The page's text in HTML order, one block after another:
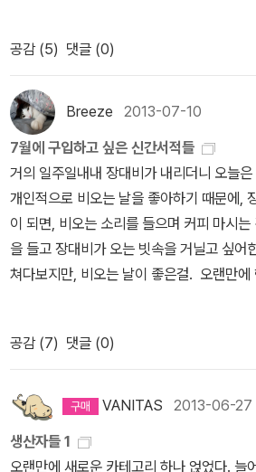
정은 잠시 접어두고, 애들이랑 재밌게 놀
서도 부모님과 잘 지내고 돌아와야지. 아버
말고, 어머니와 종교 문제로 다투지 말아야
오래 전. 애들 엄마가 부산에 따라가지 않으
을 데리고 부산을 다녀왔는데, 그러다 재작
과 집에 가고 싶다는 애들 엄마의 요청에 머
낌이 들었다. 당연히 그도 명절을 애들과
했다. 장모님은 가까이 사시니, 평소에도 자
모님은 명절 두 번과 여름 휴가 한 번, 일년
못 보니, 당연히 명절은 부산에서 보내야만
마의 요청은 당연한 것이어서 곧바로 수락
이다. 아이들이 없으니 기차표를 구하는 것
늦게 알아보아도 표가 있었다. 평소엔 애들
던 새마을과 무궁화를 중심으로 알아봤다.
시간 가량 늦게 도착하지만 비용은 훨씬 더
다. 좋은 작품을 만나게 되면, 그 저자의 작
니다. '하정우' 가 충무로의 흥행보증수표인
쁨입니다. 단 하나의 문제는 좋은 작가가 너
습니다. 제가 가장 좋아하는 작가는 무라카
그의 모든 작품을 읽지 못했습니다. 표도르
스키의 작품도 이제 하나씩 읽어나가고 있
기하급수적으로 늘어나는데, 그 작가의 전
다. 도저히 감당이 안됩니다. 그럼에도 어
냐는 중요하지 않습니다. 한 권, 한 권 읽어
다 읽었다고 해서 기쁨이 배가되진 않습니
금 막 다카노 가즈아키의 <13계단>을 읽
가의 <제노사이드>를 읽었습니다. <제노사
읽었습니다만, 전작을 읽고 싶다는 생각은
사이드>가 괜찮으니 다른 작품도 한 번 읽
3계단>을 선택했습니다. 선정기준은 <13
수상작' 이기 때문입니다. 저는 상받은 작품
다카노 아키아즈의<제노사이드>,<13계단
나서는 이렇게 재미있고 유익한 소설들이
다. 특히 다카노 아키아즈의 <제노사이드>
대로 한 지식오락물의 절정 그 자체였다. 사
하루키의 작품외에는 거의 아는 것도 없었
<모방범>을 읽다가 질려버린 경험을 한 이
장르소설에 흥미가 사라졌다. 미야베 미유
도 없이 이어지는 곁가지 이야기들에 정신
그 소설에 등장하는 수많은 인물들의 자질
읽고 있으니 시간낭비도 이런 낭비가 없구
파껍질처럼 끝없는 곁다리 이야기가 이어
럼 <모방범>에 등장하는 인물들의 이야기
관계를 맺지도 못하는 모래알 같았다. <모
가 아닌 사전찾기나 색인찾아보기 작업이
2권째 읽다가 포기해 버렸고 이 경험으로 한
미없고 지루해라는 선입견이 생기고 말았
공감 (5) 댓글 (0)
Breeze 2013-07-10
7월에 구입하고 싶은 신간서적들
거의 일주일내내 장대비가 내리더니 오늘
개인적으로 비오는 날을 좋아하기 때문에,
이 되면, 비오는 소리를 들으며 커피 마시
을 들고 장대비가 오는 빗속을 거닐고 싶어
쳐다보지만, 비오는 날이 좋은걸. 오랜만에
척 덥다.챙겨갔던 '눈알 수집가'를 읽고 있었
각했지만, 해가 다르게 덥게 느껴진다.땀으
시원한 사무실에 앉아 있으니 좀 살것 같
하고 싶은 책들이 쌓여간다. 갖고 있거나올 책이거나읽고 싶은 책이
거나하는 책들이다. 오랜만에 새로운 시집도 눈
작가의 새로운 신작도 눈에 띄어 어서 구입
공감 (7) 댓글 (0)
VANITAS 2013-06-27
생산자들 1
오랜만에 새로운 카테고리 하나 얹었다. 늘